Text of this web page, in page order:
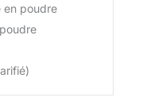
en poudre